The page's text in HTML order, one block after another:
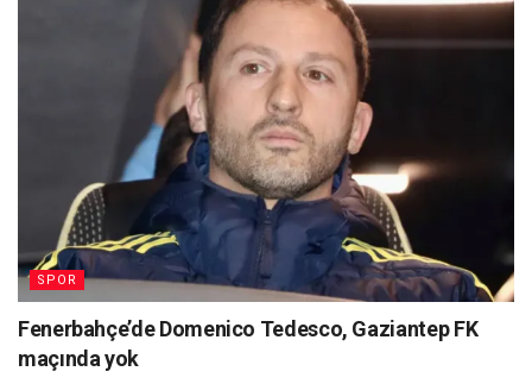
SPOR
Fenerbahçe’de Domenico Tedesco, Gaziantep FK
maçında yok